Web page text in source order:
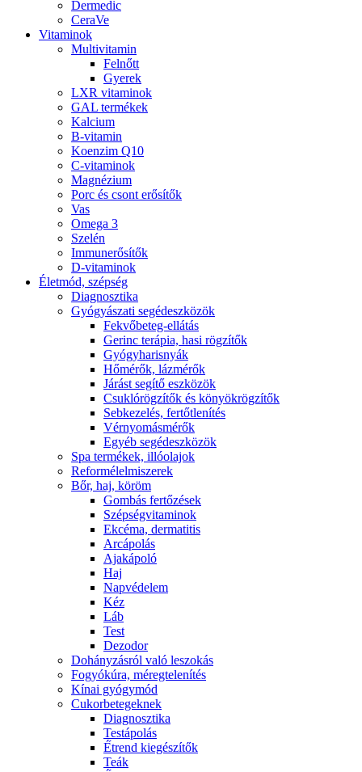
Dermedic
CeraVe
Vitaminok
Multivitamin
Felnőtt
Gyerek
LXR vitaminok
GAL termékek
Kalcium
B-vitamin
Koenzim Q10
C-vitaminok
Magnézium
Porc és csont erősítők
Vas
Omega 3
Szelén
Immunerősítők
D-vitaminok
Életmód, szépség
Diagnosztika
Gyógyászati segédeszközök
Fekvőbeteg-ellátás
Gerinc terápia, hasi rögzítők
Gyógyharisnyák
Hőmérők, lázmérők
Járást segítő eszközök
Csuklórögzítők és könyökrögzítők
Sebkezelés, fertőtlenítés
Vérnyomásmérők
Egyéb segédeszközök
Spa termékek, illóolajok
Reformélelmiszerek
Bőr, haj, köröm
Gombás fertőzések
Szépségvitaminok
Ekcéma, dermatitis
Arcápolás
Ajakápoló
Haj
Napvédelem
Kéz
Láb
Test
Dezodor
Dohányzásról való leszokás
Fogyókúra, méregtelenítés
Kínai gyógymód
Cukorbetegeknek
Diagnosztika
Testápolás
É́trend kiegészítők
Teák